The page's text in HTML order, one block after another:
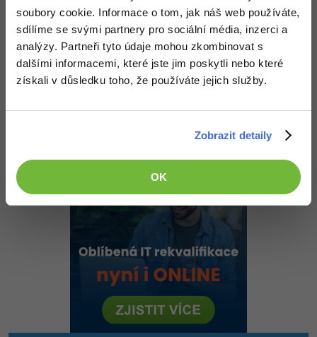
soubory cookie. Informace o tom, jak náš web používáte,
sdílíme se svými partnery pro sociální média, inzerci a
analýzy. Partneři tyto údaje mohou zkombinovat s
dalšími informacemi, které jste jim poskytli nebo které
získali v důsledku toho, že používáte jejich služby.
Zobrazit detaily
OK
Marketing -30%
WordPress
SEO -30%
UX
-30%
MS Office -80%
Google Dokumenty
Time management
Adobe Illustrator -80%
Adobe Lightroom -30%
Adobe XD -15%
Adobe InDesign -25%
Inkscape
Fotografování
Ostatní
Kariéra
Pro firmy
Do dotazu si přidej na konec LIMIT X OFFSET Y, kde X je kolik
položek chceš mít na stránce a Y od kolikáté položky zobrazuješ. Y
si předáš z GETu, např.
$y = $_GET["s"] * 10;